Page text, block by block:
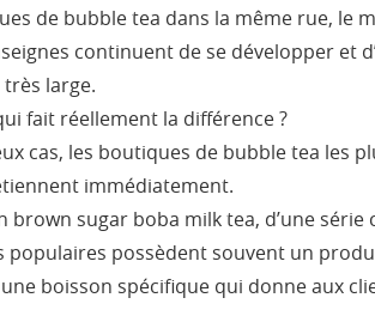
de bubble tea dans la même rue, le
continuent de se développer et
large.
fait réellement la différence ?
cas, les boutiques de bubble tea les
immédiatement.
brown sugar boba milk tea, d’une
populaires possèdent souvent un
boisson spécifique qui donne aux